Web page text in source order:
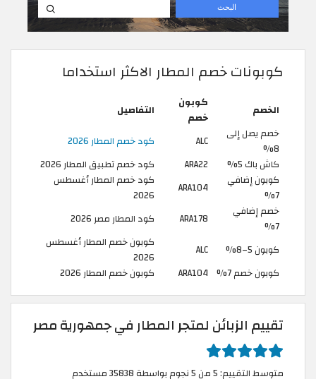
كوبونات خصم المطار الاكثر استخداما
الخصم
كوبون
خصم
التفاصيل
خصم يصل إلى
8%
ALC
كود خصم المطار 2026
كاش باك 5%
ARA22
كود خصم تطبيق المطار 2026
كوبون إضافي
7%
ARA104
كود خصم المطار أغسطس
2026
خصم إضافي
7%
ARA178
كود المطار مصر 2026
كوبون 5–8%
ALC
كوبون خصم المطار أغسطس
2026
كوبون خصم 7%
ARA104 كوبون خصم المطار 2026
تقييم الزبائن لمتجر المطار في جمهورية مصر
متوسط التقييم: 5 من 5 نجوم بواسطة 35838 مستخدم